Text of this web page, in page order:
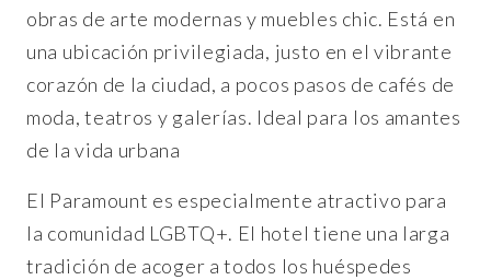
obras de arte modernas y muebles chic. Está en
una ubicación privilegiada, justo en el vibrante
corazón de la ciudad, a pocos pasos de cafés de
moda, teatros y galerías. Ideal para los amantes
de la vida urbana
El Paramount es especialmente atractivo para
la comunidad LGBTQ+. El hotel tiene una larga
tradición de acoger a todos los huéspedes